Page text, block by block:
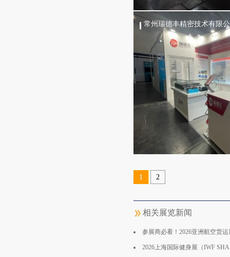
常州瑞德丰精密技术有限
1 2
相关展览新闻
参展商必看！2026亚洲航空货
2026上海国际健身展（IWF SHANGHAI 2026）展